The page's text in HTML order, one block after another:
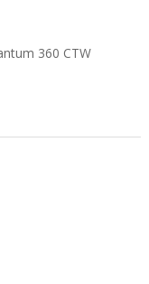
360 CTW